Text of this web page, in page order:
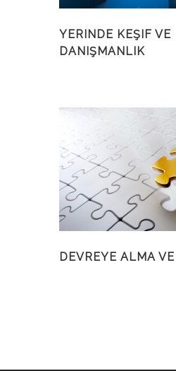
YERINDE KEŞIF VE
DANIŞMANLIK
DEVREYE ALMA